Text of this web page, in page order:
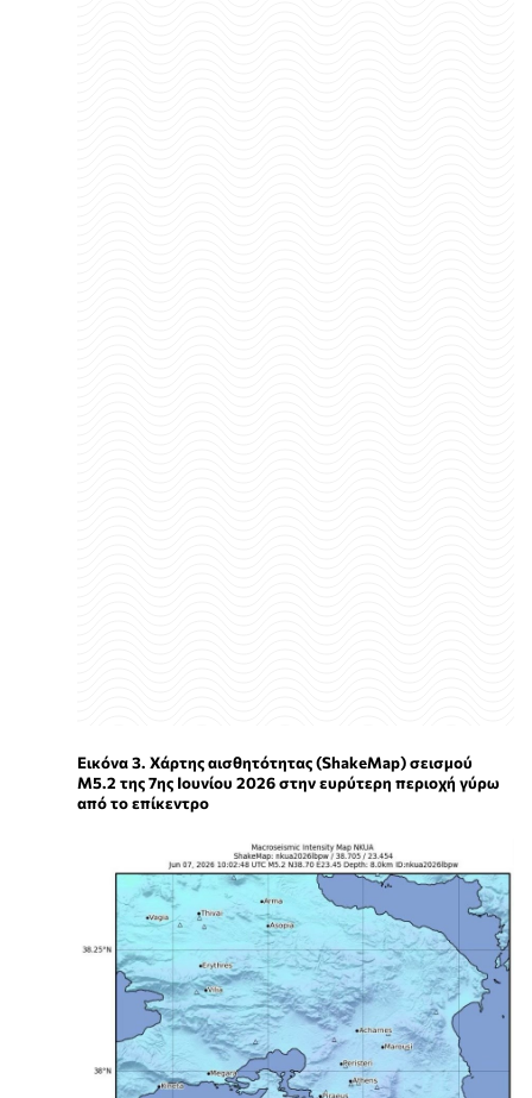
Εικόνα 3. Χάρτης αισθητότητας (ShakeMap) σεισμού
M5.2 της 7ης Ιουνίου 2026 στην ευρύτερη περιοχή γύρω
από το επίκεντρο